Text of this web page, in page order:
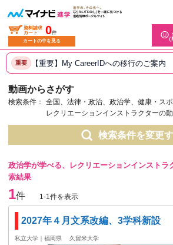
資料請求
カート
0件
カートの中を見る
（
重要 【重要】My CareerIDへの移行のご案内
動画からさがす
検索条件：
全国、法律・政治、政治学、健康・ス
レクリエーションインストラクターの
検索条件を変更
政治学が学べる、レクリエーションインストラ
索結果
1件 1-1件を表示
2027年４月文系改編、3学科新設
私立大学｜福岡県 久留米大学